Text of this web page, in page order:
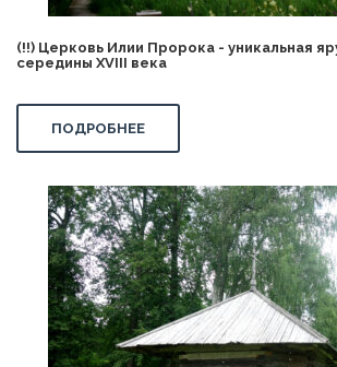
(!!) Церковь Илии Пророка - уникальная
середины XVIII века
ПОДРОБНЕЕ